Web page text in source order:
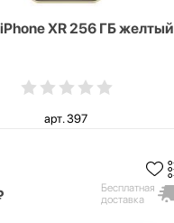
XR 256 ГБ желтый
арт. 397
Бесплатная
доставка